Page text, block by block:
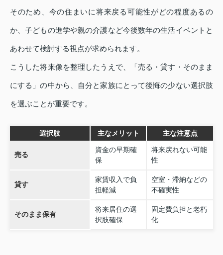
そのため、今の住まいに将来戻る可能性がどの程度あるの
か、子どもの進学や親の介護など今後数年の生活イベントと
あわせて検討する視点が求められます。
こうした将来像を整理したうえで、「売る・貸す・そのまま
にする」の中から、自分と家族にとって後悔の少ない選択肢
を選ぶことが重要です。
選択肢 主なメリット 主な注意点
売る
資金の早期確
保
将来戻れない可能
性
貸す
家賃収入で負
担軽減
空室・滞納などの
不確実性
そのまま保有
将来居住の選
択肢確保
固定費負担と老朽
化